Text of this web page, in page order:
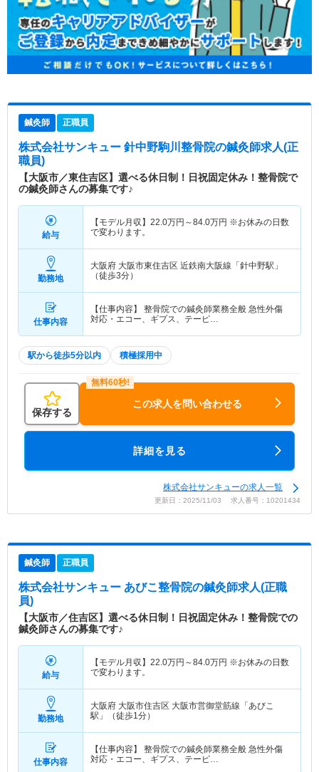
鍼灸師 正職員
株式会社サンキュー 針中野駒川整骨院の鍼灸師求人(正
職員)
【大阪市／東住吉区】選べる休日制！日祝固定休み！整骨院で
の鍼灸師さんの募集です♪
給与
【モデル月収】 22.0万円～84.0万円 ※お休みの日数
で変わります。
勤務地
大阪府 大阪市東住吉区 近鉄南大阪線「針中野駅」
（徒歩3分）
仕事内容
【仕事内容】 整骨院での鍼灸師業務全般 急性外傷
対応・エコー、ギプス、テーピ…
駅から徒歩5分以内 積極採用中
保存する
この求人を問い合わせる
詳細を見る
株式会社サンキューの求人一覧
更新日：2025/11/03 求人番号：10201434
鍼灸師 正職員
株式会社サンキュー あびこ整骨院の鍼灸師求人(正職
員)
【大阪市／住吉区】選べる休日制！日祝固定休み！整骨院での
鍼灸師さんの募集です♪
給与
【モデル月収】 22.0万円～84.0万円 ※お休みの日数
で変わります。
勤務地
大阪府 大阪市住吉区 大阪市営御堂筋線「あびこ
駅」（徒歩1分）
仕事内容
【仕事内容】 整骨院での鍼灸師業務全般 急性外傷
対応・エコー、ギプス、テーピ…